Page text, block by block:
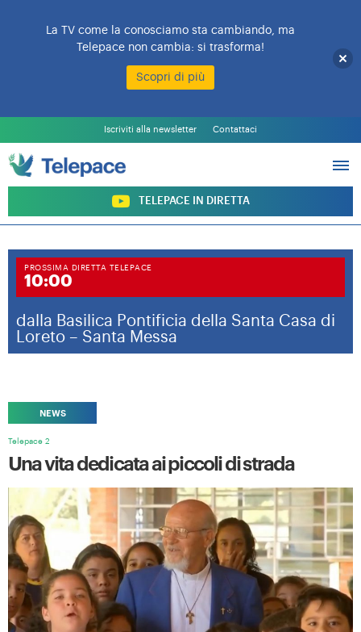
Iscriviti alla newsletter Contattaci
TELEPACE IN DIRETTA
L’EMITTENTE
PALINSESTO
PROGRAMMI
ARCHIVIO PROGRAMMI
SOSTIENI TELEPACE
PROSSIMA DIRETTA TELEPACE
10:00
dalla Basilica Pontificia della Santa Casa di
Loreto – Santa Messa
NEWS
Telepace 2
Una vita dedicata ai piccoli di strada
La TV come la conosciamo sta cambiando, ma
Telepace non cambia: si trasforma!
Scopri di più